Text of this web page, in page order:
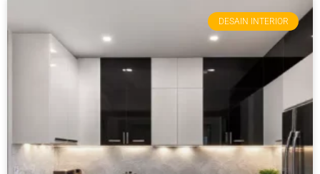
DESAIN INTERIOR